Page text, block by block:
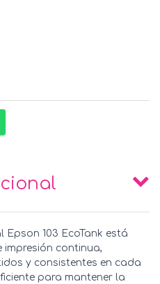
103 EcoTank está
continua,
y consistentes en cada
para mantener la